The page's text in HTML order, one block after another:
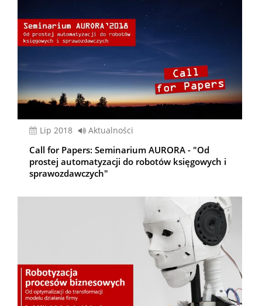
lip 2018 Aktualności
Call for Papers: Seminarium AURORA - "Od
prostej automatyzacji do robotów księgowych i
sprawozdawczych"